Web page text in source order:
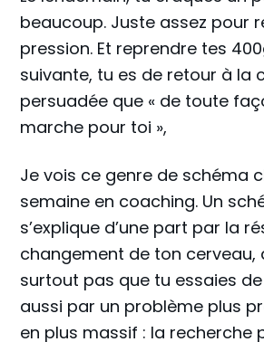
beaucoup. Juste assez pour
pression. Et reprendre tes
suivante, tu es de retour à la
persuadée que « de toute
marche pour toi »,
Je vois ce genre de schéma
semaine en coaching. Un
s’explique d’une part par la
changement de ton cerveau,
surtout pas que tu essaies
aussi par un problème plus
en plus massif : la recherche